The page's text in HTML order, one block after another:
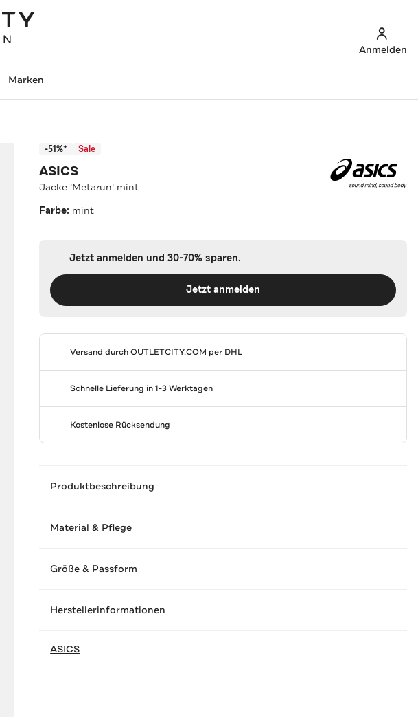
Anmelden
Marken
-51%* Sale
ASICS
Jacke 'Metarun' mint
Farbe: mint
Jetzt anmelden und 30-70% sparen.
Jetzt anmelden
Versand durchOUTLETCITY.COM per DHL
Schnelle Lieferung in 1-3 Werktagen
Kostenlose Rücksendung
Produktbeschreibung
Material & Pflege
Größe & Passform
Herstellerinformationen
ASICS